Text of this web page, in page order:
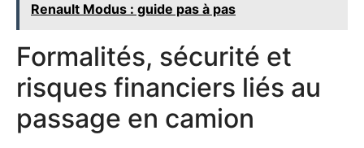
Renault Modus : guide pas à pas
Formalités, sécurité et
risques financiers liés au
passage en camion